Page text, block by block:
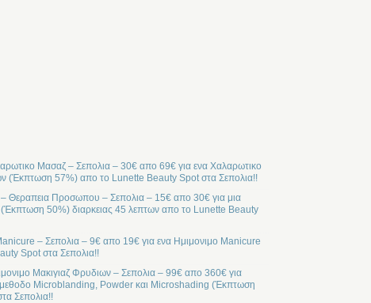
Μασαζ – Σεπολια – 30€ απο 69€ για ενα Χαλαρωτικο
(Έκπτωση 57%) απο το Lunette Beauty Spot στα Σεπολια!!
Προσωπου – Σεπολια – 15€ απο 30€ για μια
50%) διαρκειας 45 λεπτων απο το Lunette Beauty
– Σεπολια – 9€ απο 19€ για ενα Ημιμονιμο Manicure
Spot στα Σεπολια!!
Μακιγιαζ Φρυδιων – Σεπολια – 99€ απο 360€ για
μεθοδο Microblanding, Powder και Microshading (Έκπτωση
Σεπολια!!